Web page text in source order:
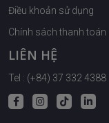
Điều khoản sử dụng
Chính sách thanh toán
LIÊN HỆ
Tel : (+84) 37 332 4388